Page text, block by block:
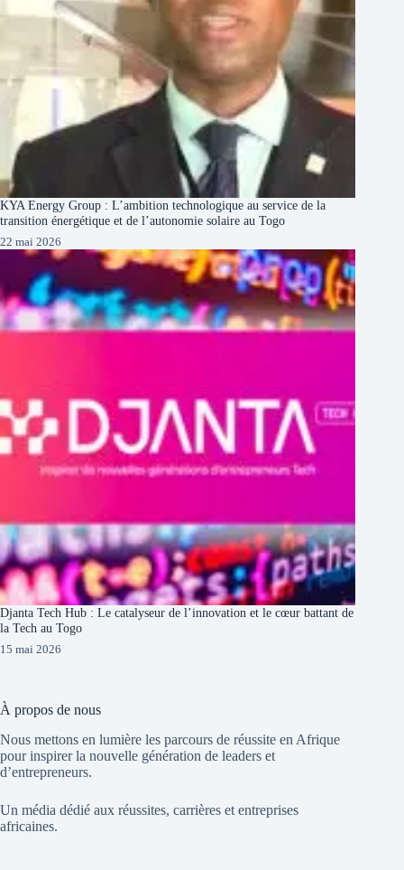
KYA Energy Group : L’ambition technologique au service de la
transition énergétique et de l’autonomie solaire au Togo
22 mai 2026
Djanta Tech Hub : Le catalyseur de l’innovation et le cœur battant de
la Tech au Togo
15 mai 2026
À propos de nous
Nous mettons en lumière les parcours de réussite en Afrique
pour inspirer la nouvelle génération de leaders et
d’entrepreneurs.
Un média dédié aux réussites, carrières et entreprises
africaines.